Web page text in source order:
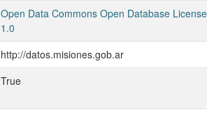
Open Data Commons Open Database License
1.0
http://datos.misiones.gob.ar
True